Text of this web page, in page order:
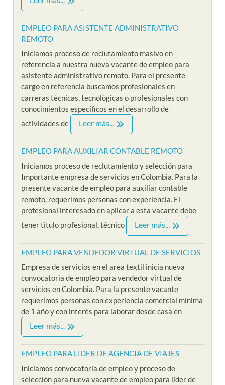
EMPLEO PARA ASISTENTE ADMINISTRATIVO
REMOTO
Iniciamos proceso de reclutamiento masivo en
referencia a nuestra nueva vacante de empleo para
asistente administrativo remoto. Para el presente
cargo en referencia buscamos profesionales en
carreras técnicas, tecnológicas o profesionales con
conocimientos específicos en el desarrollo de
actividades de
Leer más...
EMPLEO PARA AUXILIAR CONTABLE REMOTO
Iniciamos proceso de reclutamiento y selección para
Importante empresa de servicios en Colombia. Para la
presente vacante de empleo para auxiliar contable
remoto, requerimos personas con experiencia. El
profesional interesado en aplicar a esta vacante debe
tener titulo profesional, técnico
Leer más...
EMPLEO PARA VENDEDOR VIRTUAL DE SERVICIOS
Empresa de servicios en el area textil inicia nueva
convocatoria de empleo para vendedor virtual de
servicios en Colombia. Para la presente vacante
requerimos personas con experiencia comercial mínima
de 1 año y con interés para laborar desde casa en
Leer más...
EMPLEO PARA LIDER DE AGENCIA DE VIAJES
Iniciamos convocatoria de empleo y proceso de
selección para nueva vacante de empleo para líder de